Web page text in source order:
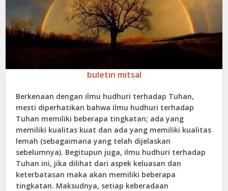
buletin mitsal
Berkenaan dengan ilmu hudhuri terhadap Tuhan,
mesti diperhatikan bahwa ilmu hudhuri terhadap
Tuhan memiliki beberapa tingkatan; ada yang
memiliki kualitas kuat dan ada yang memiliki kualitas
lemah (sebagaimana yang telah dijelaskan
sebelumnya). Begitupun juga, ilmu hudhuri terhadap
Tuhan ini, jika dilihat dari aspek keluasan dan
keterbatasan maka akan memiliki beberapa
tingkatan. Maksudnya, setiap keberadaan